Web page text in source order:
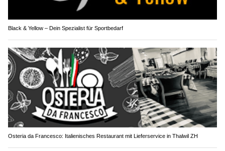
Black & Yellow – Dein Spezialist für Sportbedarf
Osteria da Francesco: Italienisches Restaurant mit Lieferservice in Thalwil ZH